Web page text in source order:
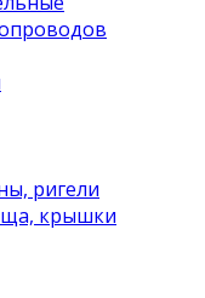
ригели
крышки